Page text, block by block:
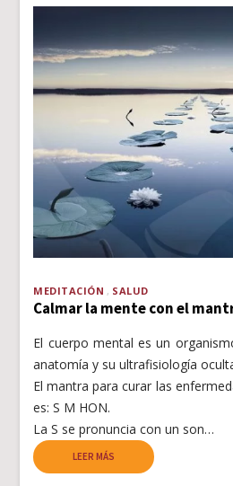
MEDITACIÓN SALUD
Calmar la mente con el
El cuerpo mental es un
anatomía y su ultrafisiología
El mantra para curar las
es: S M HON.
La S se pronuncia con un son…
LEER MÁS